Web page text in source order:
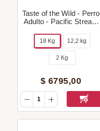
Taste of the Wild - Perro
Adulto - Pacific Stream
Regalo!
18 Kg 12,2 kg
2 Kg
$ 6795,00